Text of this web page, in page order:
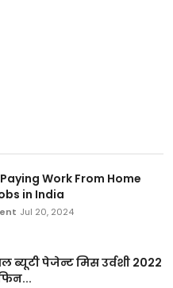
Work From Home
in India
Jul 20, 2024
पेजेन्ट मिस उर्वशी 2022